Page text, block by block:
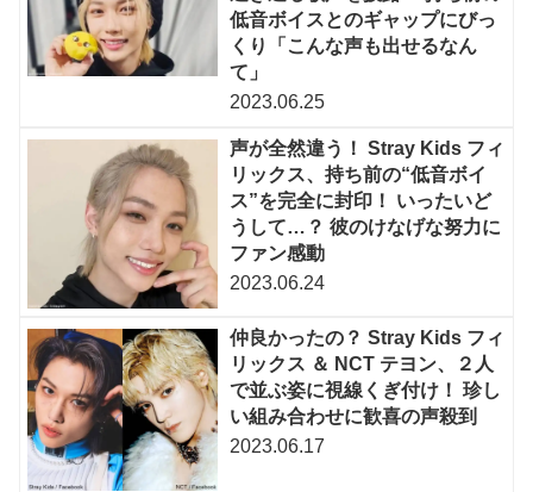
低音ボイスとのギャップにびっ
くり「こんな声も出せるなん
て」
2023.06.25
声が全然違う！ Stray Kids フィ
リックス、持ち前の“低音ボイ
ス”を完全に封印！ いったいど
うして…？ 彼のけなげな努力に
ファン感動
2023.06.24
仲良かったの？ Stray Kids フィ
リックス ＆ NCT テヨン、２人
で並ぶ姿に視線くぎ付け！ 珍し
い組み合わせに歓喜の声殺到
2023.06.17